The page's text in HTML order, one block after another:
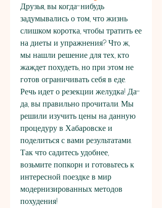
Друзья, вы когда-нибудь
задумывались о том, что жизнь
слишком коротка, чтобы тратить ее
на диеты и упражнения? Что ж,
мы нашли решение для тех, кто
жаждет похудеть, но при этом не
готов ограничивать себя в еде.
Речь идет о резекции желудка! Да-
да, вы правильно прочитали. Мы
решили изучить цены на данную
процедуру в Хабаровске и
поделиться с вами результатами.
Так что садитесь удобнее,
возьмите попкорн и готовьтесь к
интересной поездке в мир
модернизированных методов
похудения!